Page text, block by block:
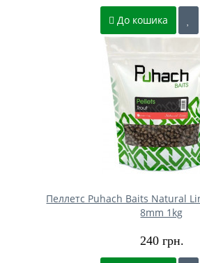
До кошика
Пеллетс Puhach Baits Natural
8mm 1kg
240 грн.